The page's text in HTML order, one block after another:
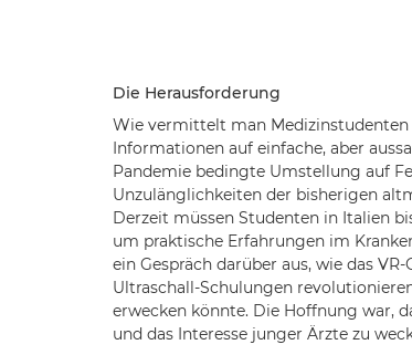
Die Herausforderung
Wie vermittelt man
Informationen auf einfache, aber
Pandemie bedingte Umstellung auf
Unzulänglichkeiten der bisherigen
Derzeit müssen Studenten in Italien
um praktische Erfahrungen im
ein Gespräch darüber aus, wie das
Ultraschall-Schulungen
erwecken könnte. Die Hoffnung war,
und das Interesse junger Ärzte zu